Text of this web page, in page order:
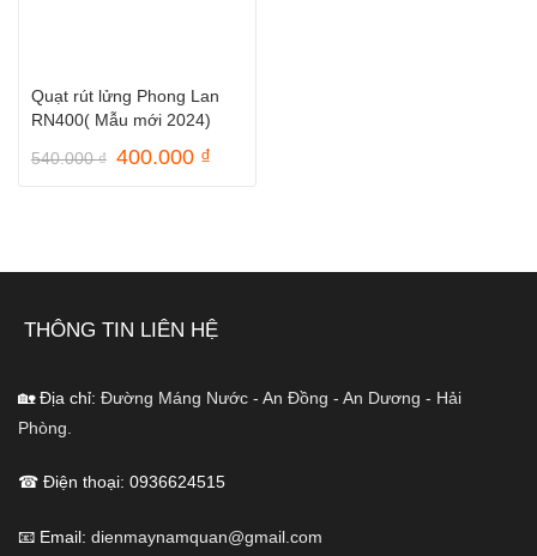
Quạt rút lửng Phong Lan
RN400( Mẫu mới 2024)
540.000₫ Giá
400.000 ₫Giá
THÔNG TIN LIÊN HỆ
🏡 Địa chỉ: Đường Máng Nước - An Đồng - An Dương - Hải
Phòng.
☎ Điện thoại: 0936624515
📧 Email: dienmaynamquan@gmail.com